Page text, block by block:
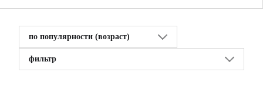
фильтр
по популярности (возраст)